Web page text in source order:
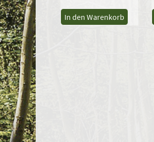
In den Warenkorb